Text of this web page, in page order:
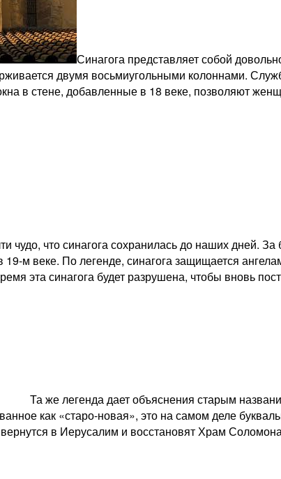
Синагога представляет собой
двумя восьмиугольными колоннами.
в стене, добавленные в 18 веке, позволяют
чудо, что синагога сохранилась до наших дней.
19-м веке. По легенде, синагога защищается
эта синагога будет разрушена, чтобы вновь
Та же легенда дает объяснения старым
как «старо-новая», это на самом деле
в Иерусалим и восстановят Храм